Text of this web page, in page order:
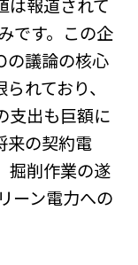
は報道されて
です。この企
の議論の核心
れており、
支出も巨額に
来の契約電
掘削作業の遂
ーン電力への